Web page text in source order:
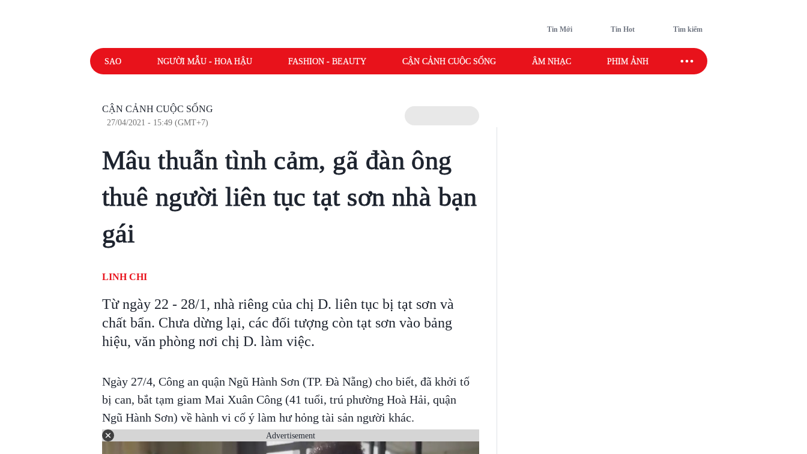
Tin Mới Tin Hot Tìm kiếm
SAO NGƯỜI MẪU - HOA HẬU FASHION - BEAUTY CẬN CẢNH CUỘC SỐNG ÂM NHẠC PHIM ẢNH SAO SPORT
CẬN CẢNH CUỘC SỐNG
27/04/2021 - 15:49 (GMT+7)
Mâu thuẫn tình cảm, gã đàn ông
thuê người liên tục tạt sơn nhà bạn
gái
LINH CHI
Từ ngày 22 - 28/1, nhà riêng của chị D. liên tục bị tạt sơn và
chất bẩn. Chưa dừng lại, các đối tượng còn tạt sơn vào bảng
hiệu, văn phòng nơi chị D. làm việc.
Ngày 27/4, Công an quận Ngũ Hành Sơn (TP. Đà Nẵng) cho biết, đã khởi tố
bị can, bắt tạm giam Mai Xuân Công (41 tuổi, trú phường Hoà Hải, quận
Ngũ Hành Sơn) về hành vi cố ý làm hư hỏng tài sản người khác.
Advertisement